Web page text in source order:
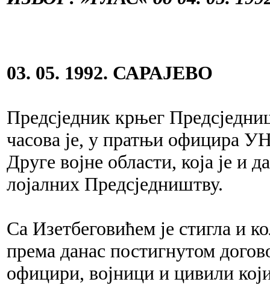
03. 05. 1992. САРАЈЕВО
Предсједник крњег
часова је, у пратњи официра
Друге војне области, која је
лојалних Предсједништву.
Са Изетбеговићем је стигла и
према данас постигнутом
официри, војници и цивили